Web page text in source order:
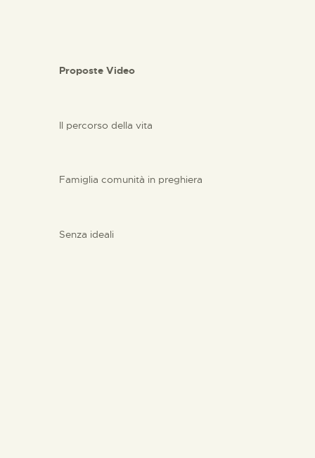
Proposte Video
Il percorso della vita
Famiglia comunità in preghiera
Senza ideali